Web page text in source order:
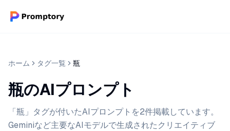
ホーム タグ一覧 瓶
瓶のAIプロンプト
「瓶」タグが付いたAIプロンプトを2件掲載しています。
Geminiなど主要なAIモデルで生成されたクリエイティブ